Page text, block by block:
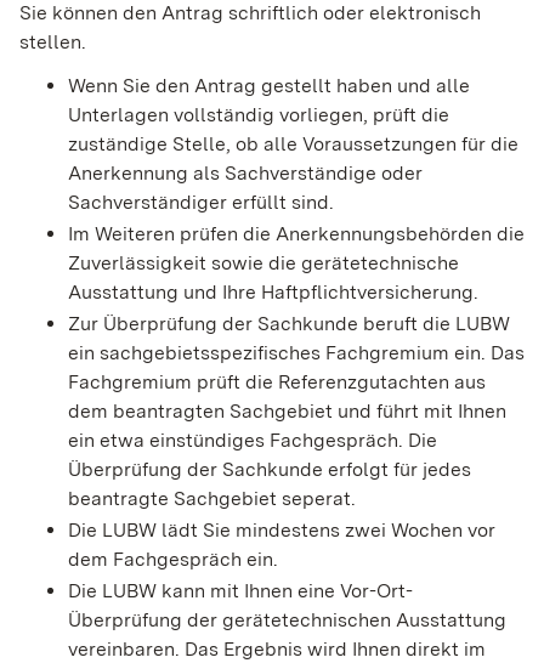
Sie können den Antrag schriftlich oder elektronisch
stellen.
Wenn Sie den Antrag gestellt haben und alle
Unterlagen vollständig vorliegen, prüft die
zuständige Stelle, ob alle Voraussetzungen für die
Anerkennung als Sachverständige oder
Sachverständiger erfüllt sind.
Im Weiteren prüfen die Anerkennungsbehörden die
Zuverlässigkeit sowie die gerätetechnische
Ausstattung und Ihre Haftpflichtversicherung.
Zur Überprüfung der Sachkunde beruft die LUBW
ein sachgebietsspezifisches Fachgremium ein. Das
Fachgremium prüft die Referenzgutachten aus
dem beantragten Sachgebiet und führt mit Ihnen
ein etwa einstündiges Fachgespräch. Die
Überprüfung der Sachkunde erfolgt für jedes
beantragte Sachgebiet seperat.
Die LUBW lädt Sie mindestens zwei Wochen vor
dem Fachgespräch ein.
Die LUBW kann mit Ihnen eine Vor-Ort-
Überprüfung der gerätetechnischen Ausstattung
vereinbaren. Das Ergebnis wird Ihnen direkt im